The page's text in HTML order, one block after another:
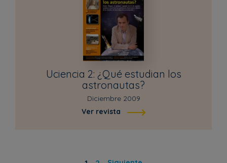
Uciencia 2: ¿Qué estudian los
astronautas?
Diciembre 2009
Ver revista